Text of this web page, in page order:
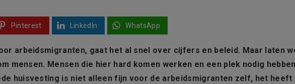
Pinterest LinkedIn WhatsApp
arbeidsmigranten, gaat het al snel over cijfers en beleid. Maar laten
mensen. Mensen die hier hard komen werken en een plek nodig
huisvesting is niet alleen fijn voor de arbeidsmigranten zelf, het heeft